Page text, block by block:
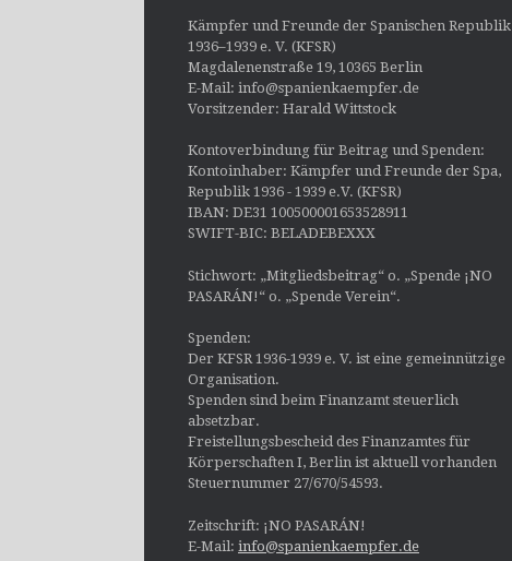
Kämpfer und Freunde der Spanischen Republik
1936–1939 e. V. (KFSR)
Magdalenenstraße 19, 10365 Berlin
E-Mail: info@spanienkaempfer.de
Vorsitzender: Harald Wittstock
Kontoverbindung für Beitrag und Spenden:
Kontoinhaber: Kämpfer und Freunde der Spa,
Republik 1936 - 1939 e.V. (KFSR)
IBAN: DE31 100500001653528911
SWIFT-BIC: BELADEBEXXX
Stichwort: „Mitgliedsbeitrag“ o. „Spende ¡NO
PASARÁN!“ o. „Spende Verein“.
Spenden:
Der KFSR 1936-1939 e. V. ist eine gemeinnützige
Organisation.
Spenden sind beim Finanzamt steuerlich
absetzbar.
Freistellungsbescheid des Finanzamtes für
Körperschaften I, Berlin ist aktuell vorhanden
Steuernummer 27/670/54593.
Zeitschrift: ¡NO PASARÁN!
E-Mail: info@spanienkaempfer.de